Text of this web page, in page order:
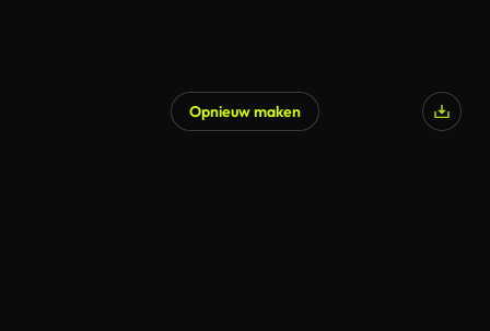
Opnieuw maken